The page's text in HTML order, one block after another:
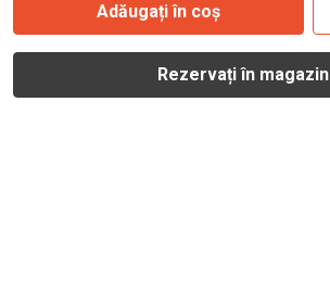
Adăugați în coș
Rezervați în magazin